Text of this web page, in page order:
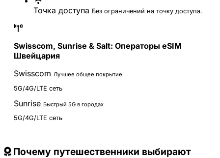
Точка доступа Без ограничений на точку доступа.
Swisscom, Sunrise & Salt: Операторы eSIM
Швейцария
Swisscom Лучшее общее покрытие
5G/4G/LTE сеть
Sunrise Быстрый 5G в городах
5G/4G/LTE сеть
Почему путешественники выбирают